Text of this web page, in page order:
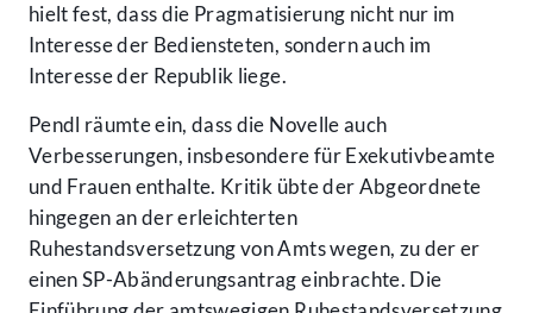
hielt fest, dass die Pragmatisierung nicht nur im
Interesse der Bediensteten, sondern auch im
Interesse der Republik liege.
Pendl räumte ein, dass die Novelle auch
Verbesserungen, insbesondere für Exekutivbeamte
und Frauen enthalte. Kritik übte der Abgeordnete
hingegen an der erleichterten
Ruhestandsversetzung von Amts wegen, zu der er
einen SP-Abänderungsantrag einbrachte. Die